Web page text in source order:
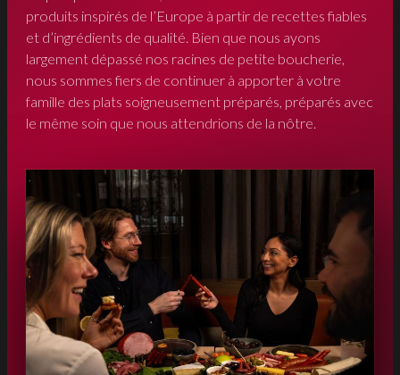
produits inspirés de l’Europe à partir de recettes fiables
et d’ingrédients de qualité. Bien que nous ayons
largement dépassé nos racines de petite boucherie,
nous sommes fiers de continuer à apporter à votre
famille des plats soigneusement préparés, préparés avec
le même soin que nous attendrions de la nôtre.